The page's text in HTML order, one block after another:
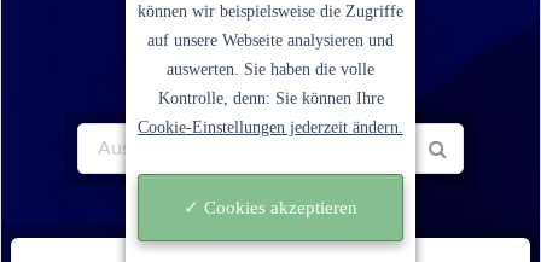
unseren Service.
können wir beispielsweise die Zugriffe
auf unsere Webseite analysieren und
auswerten. Sie haben die volle
Kontrolle, denn: Sie können Ihre
Cookie-Einstellungen jederzeit ändern.
✓ Cookies akzeptieren